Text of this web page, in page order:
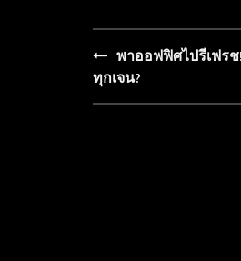
Post
navigation
พาออฟฟิศไปรีเฟรช
ทุกเจน?